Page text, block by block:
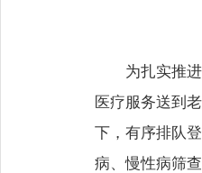
为扎实推
医疗服务送到
下，有序排队
病、慢性病筛